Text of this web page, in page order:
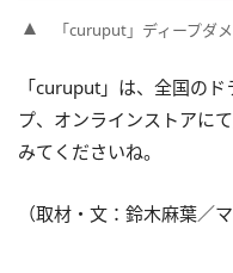
「curuput」ディープダ
「curuput」は、全国の
プ、オンラインストアに
みてくださいね。
（取材・文：鈴木麻葉／